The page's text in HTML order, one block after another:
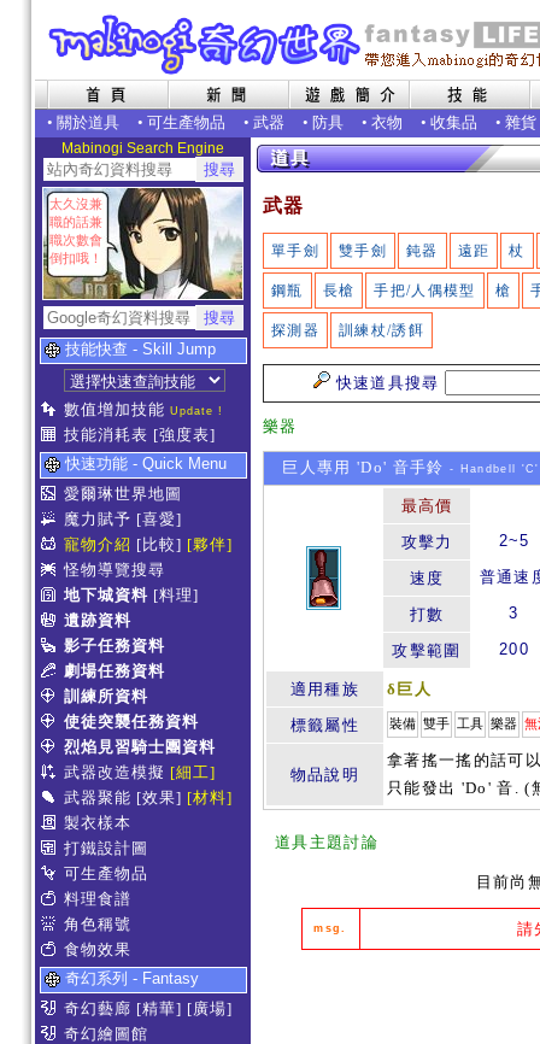
• 關於道具 • 可生產物品 • 武器 • 防具 • 衣物 • 收集品 • 雜貨
Mabinogi Search Engine
太久沒兼
職的話兼
職次數會
倒扣哦！
技能快查 - Skill Jump
數值增加技能 Update !
技能消耗表 [強度表]
快速功能 - Quick Menu
愛爾琳世界地圖
魔力賦予 [喜愛]
寵物介紹 [比較] [夥伴]
怪物導覽搜尋
地下城資料 [料理]
遺跡資料
影子任務資料
劇場任務資料
訓練所資料
使徒突襲任務資料
烈焰見習騎士團資料
武器改造模擬 [細工]
武器聚能 [效果] [材料]
製衣樣本
打鐵設計圖
可生產物品
料理食譜
角色稱號
食物效果
奇幻系列 - Fantasy
奇幻藝廊 [精華] [廣場]
奇幻繪圖館
武器
單手劍 雙手劍 鈍器 遠距 杖
鋼瓶 長槍 手把/人偶模型 槍
探測器 訓練杖/誘餌
快速道具搜尋
樂器
巨人專用 'Do' 音手鈴 - Handbell
最高價
攻擊力
2~5
速度 普通速
打數 3
攻擊範圍 200
適用種族
δ巨人
標籤屬性
裝備 雙手 工具 樂器 無
物品說明
拿著搖一搖的話可
只能發出 'Do' 音. (
道具主題討論
目前尚
msg. 請